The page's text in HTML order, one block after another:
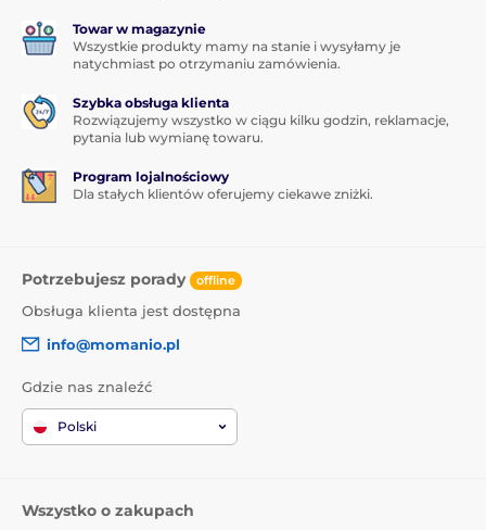
Towar w magazynie
Wszystkie produkty mamy na stanie i wysyłamy je
natychmiast po otrzymaniu zamówienia.
Szybka obsługa klienta
Rozwiązujemy wszystko w ciągu kilku godzin, reklamacje,
pytania lub wymianę towaru.
Program lojalnościowy
Dla stałych klientów oferujemy ciekawe zniżki.
Potrzebujesz porady offline
Obsługa klienta jest dostępna
info@momanio.pl
Gdzie nas znaleźć
Polski
Wszystko o zakupach